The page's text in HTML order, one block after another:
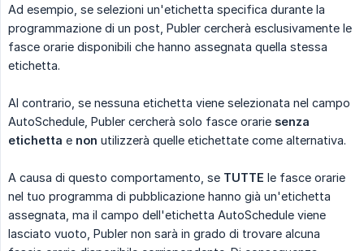
Ad esempio, se selezioni un'etichetta specifica durante la
programmazione di un post, Publer cercherà esclusivamente le
fasce orarie disponibili che hanno assegnata quella stessa
etichetta.
Al contrario, se nessuna etichetta viene selezionata nel campo
AutoSchedule, Publer cercherà solo fasce orarie senza
etichetta e non utilizzerà quelle etichettate come alternativa.
A causa di questo comportamento, se TUTTE le fasce orarie
nel tuo programma di pubblicazione hanno già un'etichetta
assegnata, ma il campo dell'etichetta AutoSchedule viene
lasciato vuoto, Publer non sarà in grado di trovare alcuna